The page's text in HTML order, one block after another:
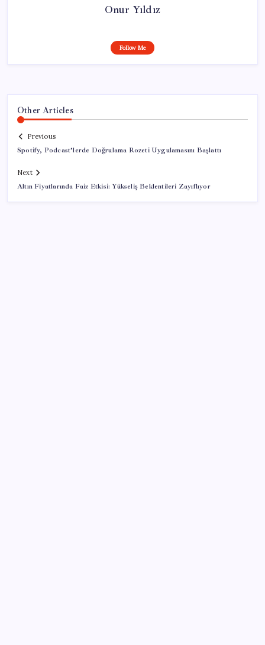
Onur Yıldız
Follow Me
Other Articles
Previous
Spotify, Podcast’lerde Doğrulama Rozeti Uygulamasını Başlattı
Next
Altın Fiyatlarında Faiz Etkisi: Yükseliş Beklentileri Zayıflıyor